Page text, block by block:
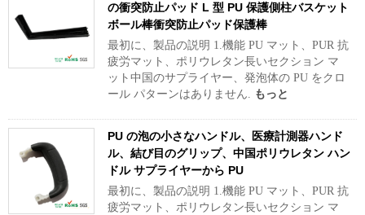
の衝突防止パッド L 型 PU 保護側柱バスケット
ボール棒衝突防止パッド保護棒
最初に、製品の説明 1.機能 PU マット、PUR 抗
疲労マット、ポリウレタン長いセクション マ
ット中国のサプライヤー、発泡体の PU をクロ
ール パターンはありません. もっと
PU の泡の小さなハンドル、医療計測器ハンド
ル、結び目のグリップ、中国ポリウレタン ハン
ドル サプライヤーから PU
最初に、製品の説明 1.機能 PU マット、PUR 抗
疲労マット、ポリウレタン長いセクション マ